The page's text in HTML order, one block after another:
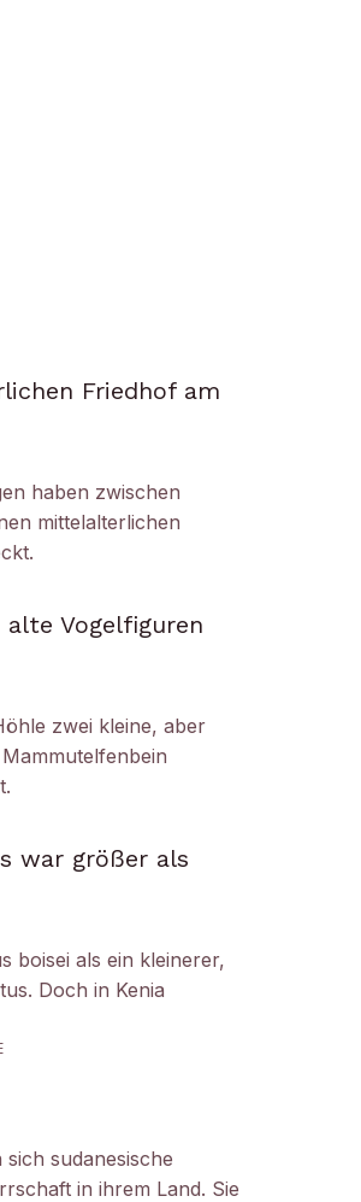
Friedhof am
haben zwischen
mittelalterlichen
Vogelfiguren
zwei kleine, aber
war größer als
boisei als ein kleinerer,
Doch in Kenia
sudanesische
in ihrem Land. Sie